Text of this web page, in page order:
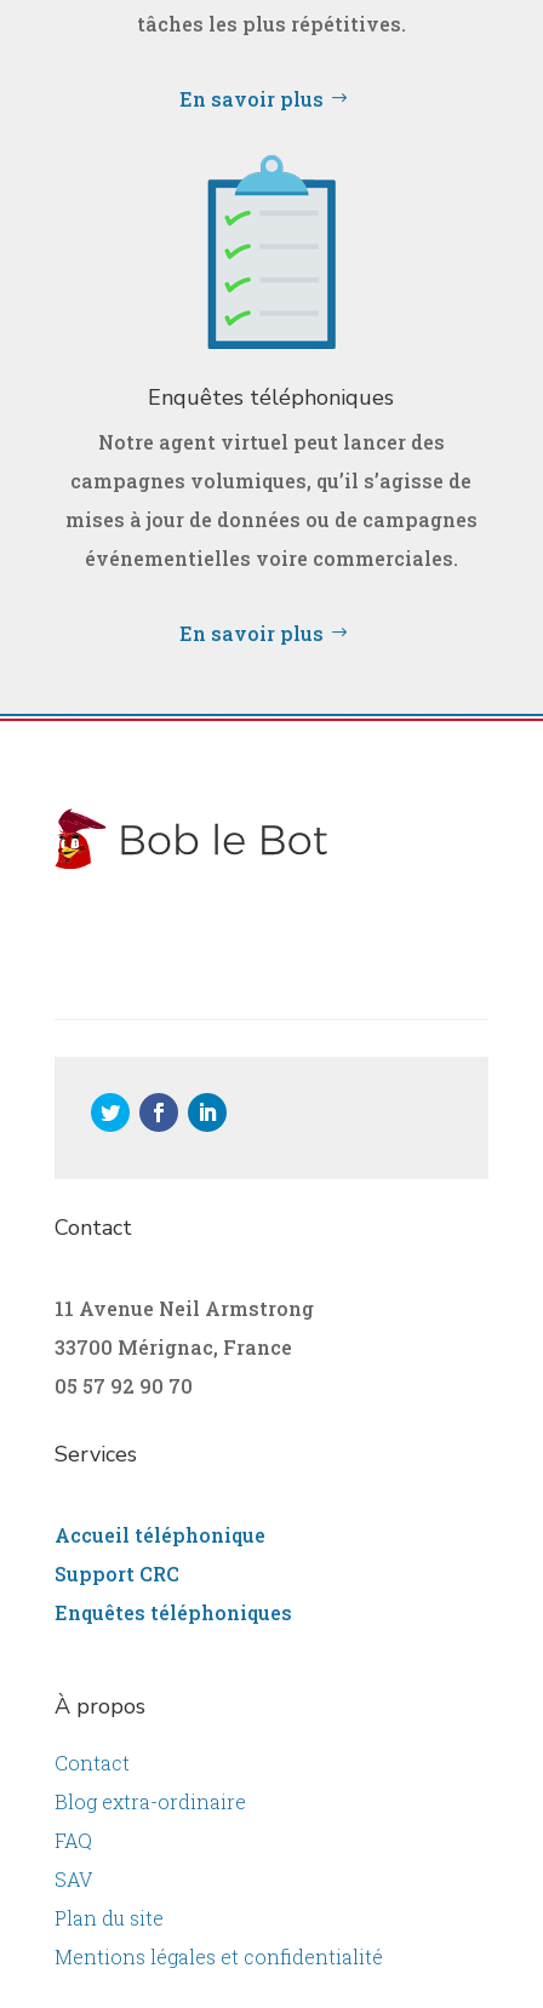
tâches les plus répétitives.
En savoir plus
Enquêtes téléphoniques
Notre agent virtuel peut lancer des
campagnes volumiques, qu’il s’agisse de
mises à jour de données ou de campagnes
événementielles voire commerciales.
En savoir plus
Contact
11 Avenue Neil Armstrong
33700 Mérignac, France
05 57 92 90 70
Services
Accueil téléphonique
Support CRC
Enquêtes téléphoniques
Àpropos
Contact
Blog extra-ordinaire
FAQ
SAV
Plan du site
Mentions légales et confidentialité